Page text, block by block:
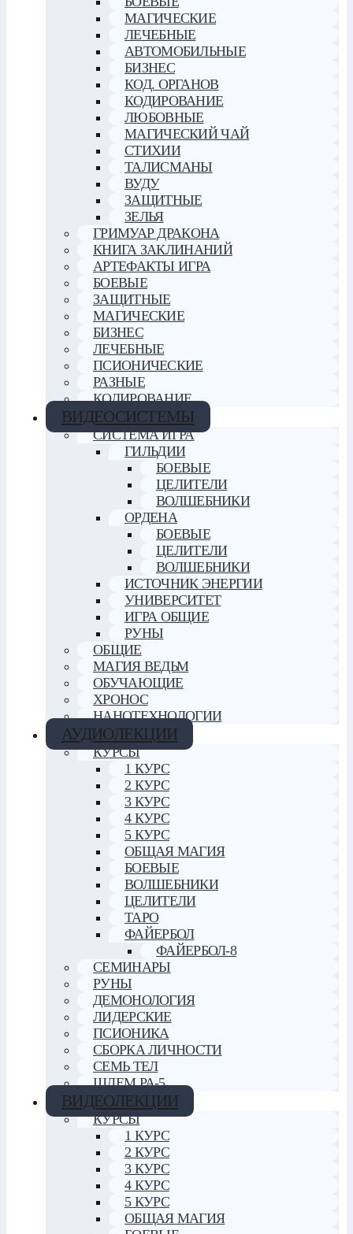
МАГИЧЕСКИЕ
ЛЕЧЕБНЫЕ
АВТОМОБИЛЬНЫЕ
БИЗНЕС
КОД. ОРГАНОВ
КОДИРОВАНИЕ
ЛЮБОВНЫЕ
МАГИЧЕСКИЙ ЧАЙ
СТИХИИ
ТАЛИСМАНЫ
ВУДУ
ЗАЩИТНЫЕ
ЗЕЛЬЯ
ГРИМУАР ДРАКОНА
КНИГА ЗАКЛИНАНИЙ
АРТЕФАКТЫ ИГРА
БОЕВЫЕ
ЗАЩИТНЫЕ
МАГИЧЕСКИЕ
БИЗНЕС
ЛЕЧЕБНЫЕ
ПСИОНИЧЕСКИЕ
РАЗНЫЕ
КОДИРОВАНИЕ
ВИДЕОСИСТЕМЫ
СИСТЕМА ИГРА
ГИЛЬДИИ
БОЕВЫЕ
ЦЕЛИТЕЛИ
ВОЛШЕБНИКИ
ОРДЕНА
БОЕВЫЕ
ЦЕЛИТЕЛИ
ВОЛШЕБНИКИ
ИСТОЧНИК ЭНЕРГИИ
УНИВЕРСИТЕТ
ИГРА ОБЩИЕ
РУНЫ
ОБЩИЕ
МАГИЯ ВЕДЬМ
ОБУЧАЮЩИЕ
ХРОНОС
НАНОТЕХНОЛОГИИ
АУДИОЛЕКЦИИ
КУРСЫ
1 КУРС
2 КУРС
3 КУРС
4 КУРС
5 КУРС
ОБЩАЯ МАГИЯ
БОЕВЫЕ
ВОЛШЕБНИКИ
ЦЕЛИТЕЛИ
ТАРО
ФАЙЕРБОЛ
ФАЙЕРБОЛ-8
СЕМИНАРЫ
РУНЫ
ДЕМОНОЛОГИЯ
ЛИДЕРСКИЕ
ПСИОНИКА
СБОРКА ЛИЧНОСТИ
СЕМЬ ТЕЛ
ШЛЕМ РА-5
ВИДЕОЛЕКЦИИ
КУРСЫ
1 КУРС
2 КУРС
3 КУРС
4 КУРС
5 КУРС
ОБЩАЯ МАГИЯ